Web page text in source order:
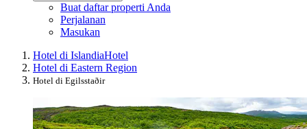
Buat daftar properti Anda
Perjalanan
Masukan
Hotel di IslandiaHotel
Hotel di Eastern Region
Hotel di Egilsstaðir